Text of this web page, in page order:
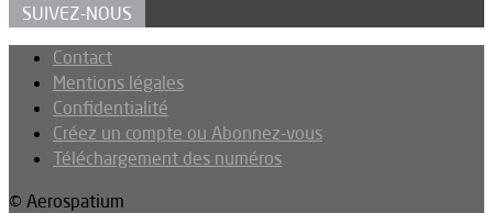
SUIVEZ-NOUS
Contact
Mentions légales
Confidentialité
Créez un compte ou Abonnez-vous
Téléchargement des numéros
© Aerospatium